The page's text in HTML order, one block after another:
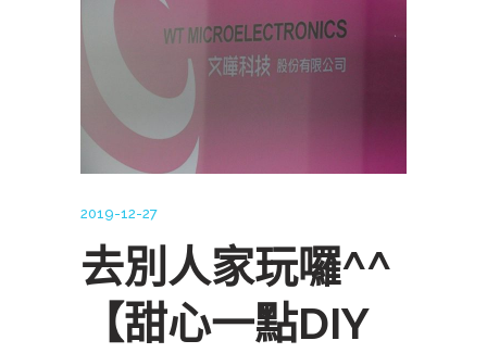
2019-12-27
去別人家玩囉^^
【甜心一點DIY